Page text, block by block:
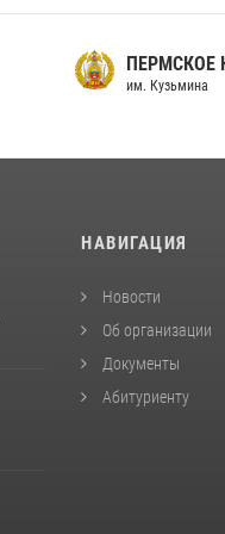
ПЕРМСКОЕ
им. Кузьмина
НАВИГАЦИЯ
Новости
Об организации
Документы
Абитуриенту